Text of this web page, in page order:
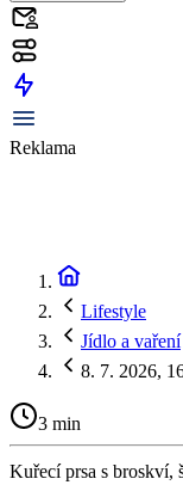
Reklama
Lifestyle
Jídlo a vaření
8. 7. 2026,
3 min
Kuřecí prsa s broskví,